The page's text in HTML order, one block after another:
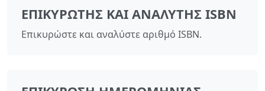
ΕΠΙΚΥΡΩΤΉΣ ΚΑΙ ΑΝΑΛΥΤΉΣ ISBN
Επικυρώστε και αναλύστε αριθμό ISBN.